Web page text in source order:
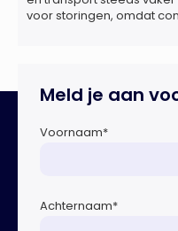
voor storingen, omdat
energiesysteem. Het
Meld je aan
Voornaam*
Achternaam*